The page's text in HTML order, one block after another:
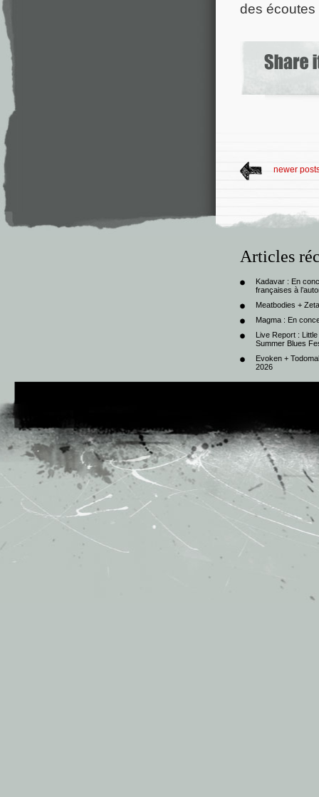
des écoutes
newer
Articles
Kadavar : En
françaises à
Meatbodies +
Magma : En
Live Report :
Summer Blues
Evoken +
2026